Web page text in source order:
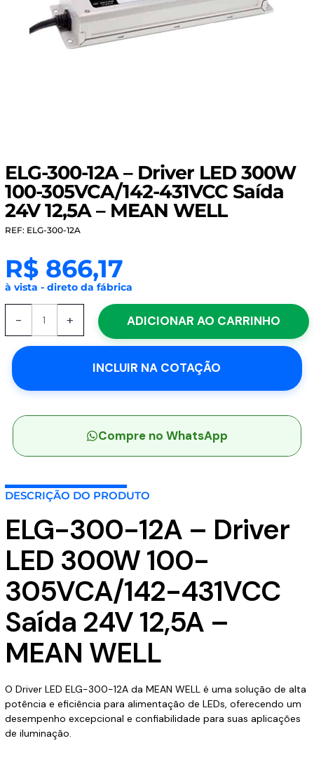
ELG-300-12A – Driver LED 300W
100-305VCA/142-431VCC Saída
24V 12,5A – MEAN WELL
REF: ELG-300-12A
R$866,17
à vista - direto da fábrica
-
Driver
LED
100-
431VCC
12,5A
MEAN
WELL
quantidade
+ ADICIONAR AO CARRINHO
INCLUIR NA COTAÇÃO
Compre no WhatsApp
DESCRIÇÃO DO PRODUTO
ELG-300-12A – Driver
LED 300W 100-
305VCA/142-431VCC
Saída 24V 12,5A –
MEAN WELL
O Driver LED ELG-300-12A da MEAN WELL é uma solução de alta
potência e eficiência para alimentação de LEDs, oferecendo um
desempenho excepcional e confiabilidade para suas aplicações
de iluminação.